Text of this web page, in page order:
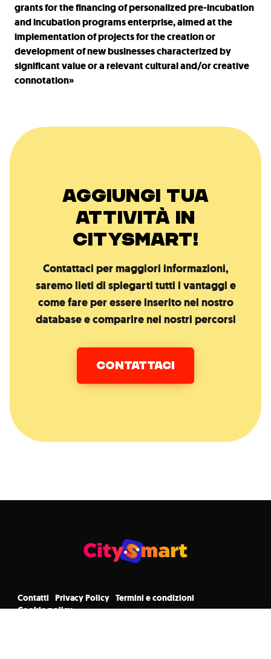
grants for the financing of personalized pre-incubation
and incubation programs enterprise, aimed at the
implementation of projects for the creation or
development of new businesses characterized by
significant value or a relevant cultural and/or creative
connotation»
AGGIUNGI TUA
ATTIVITÀ IN
CITYSMART!
Contattaci per maggiori informazioni,
saremo lieti di spiegarti tutti i vantaggi e
come fare per essere inserito nel nostro
database e comparire nei nostri percorsi
CONTATTACI
Contatti Privacy Policy Termini e condizioni
Cookie policy